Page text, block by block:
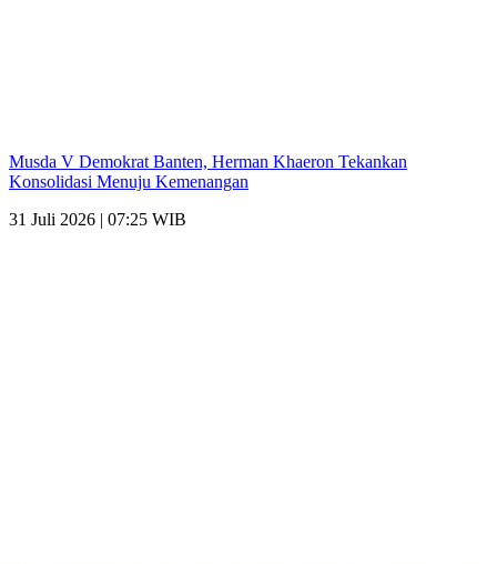
Musda V Demokrat Banten, Herman Khaeron Tekankan
Konsolidasi Menuju Kemenangan
31 Juli 2026 | 07:25 WIB